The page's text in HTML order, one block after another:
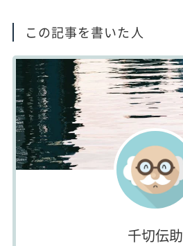
この記事を書いた人
千切伝助